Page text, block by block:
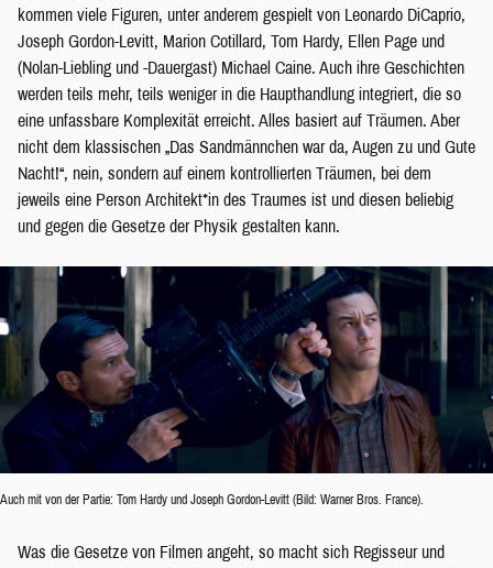
kommen viele Figuren, unter anderem gespielt von Leonardo DiCaprio,
Joseph Gordon-Levitt, Marion Cotillard, Tom Hardy, Ellen Page und
(Nolan-Liebling und -Dauergast) Michael Caine. Auch ihre Geschichten
werden teils mehr, teils weniger in die Haupthandlung integriert, die so
eine unfassbare Komplexität erreicht. Alles basiert auf Träumen. Aber
nicht dem klassischen „Das Sandmännchen war da, Augen zu und Gute
Nacht!“, nein, sondern auf einem kontrollierten Träumen, bei dem
jeweils eine Person Architekt*in des Traumes ist und diesen beliebig
und gegen die Gesetze der Physik gestalten kann.
Auch mit von der Partie: Tom Hardy und Joseph Gordon-Levitt (Bild: Warner Bros. France).
Was die Gesetze von Filmen angeht, so macht sich Regisseur und